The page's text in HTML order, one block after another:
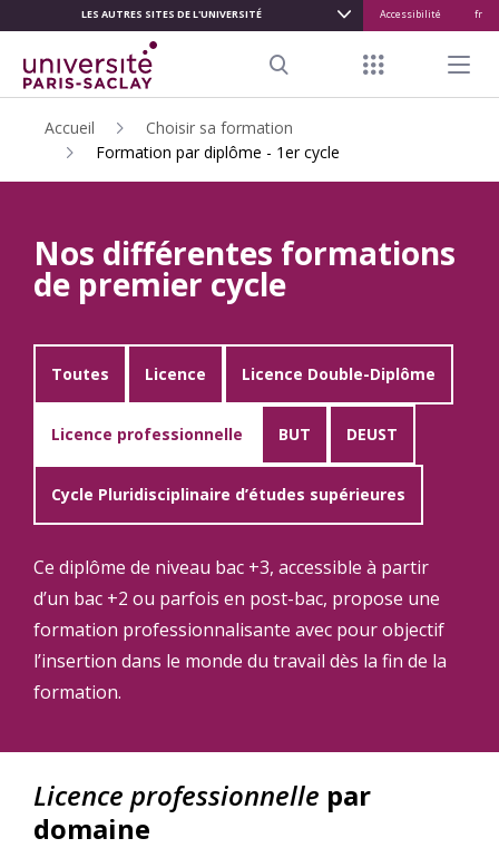
CONTENU
PRINCIPAL
LES AUTRES SITES DE L'UNIVERSITÉ Accessibilité fr
Menu Menu
Accueil
Choisir sa formation
Formation par diplôme - 1er cycle
Nos différentes formations
de premier cycle
Toutes Licence Licence Double-Diplôme
Licence professionnelle BUT DEUST
Cycle Pluridisciplinaire d’études supérieures
Ce diplôme de niveau bac +3, accessible à partir
d’un bac +2 ou parfois en post-bac, propose une
formation professionnalisante avec pour objectif
l’insertion dans le monde du travail dès la fin de la
formation.
Licence professionnelle par
domaine